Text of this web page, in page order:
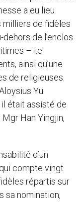
a eu lieu
milliers de fidèles
de l’enclos
– i.e.
ainsi qu’une
de religieuses.
Yu
il était assisté de
Mgr Han Yingjin,
d’un
compte vingt
répartis sur
sa nomination,